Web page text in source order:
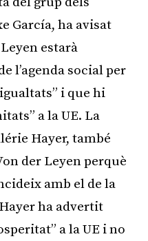
García, ha avisat
estarà
l’agenda social per
i que hi
a la UE. La
Hayer, també
der Leyen perquè
amb el de la
ha advertit
a la UE i no